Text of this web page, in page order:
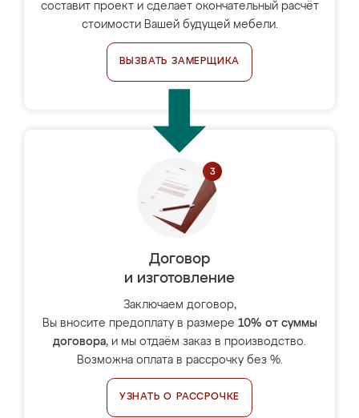
составит проект и сделает окончательный расчёт
стоимости Вашей будущей мебели.
ВЫЗВАТЬ ЗАМЕРЩИКА
Договор
и изготовление
Заключаем договор,
Вы вносите предоплату в размере 10% от суммы
договора, и мы отдаём заказ в производство.
Возможна оплата в рассрочку без %.
УЗНАТЬ О РАССРОЧКЕ